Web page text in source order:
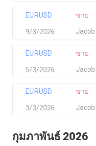
EURUSD
Jacob
ขาย
9/3/2026
EURUSD
Jacob
ขาย
5/3/2026
EURUSD
Jacob
ขาย
3/3/2026
กุมภาพันธ์ 2026